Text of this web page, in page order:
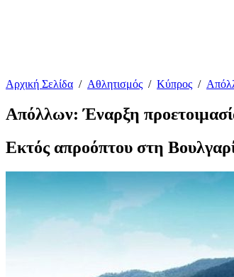
Αρχική Σελίδα / Αθλητισμός / Κύπρος /
Απόλλων: Έναρξη
Εκτός απροόπτου στη